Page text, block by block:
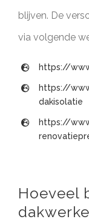
blijven. De
via volgende
https://
https://
dakisolatie
https://
Hoeveel